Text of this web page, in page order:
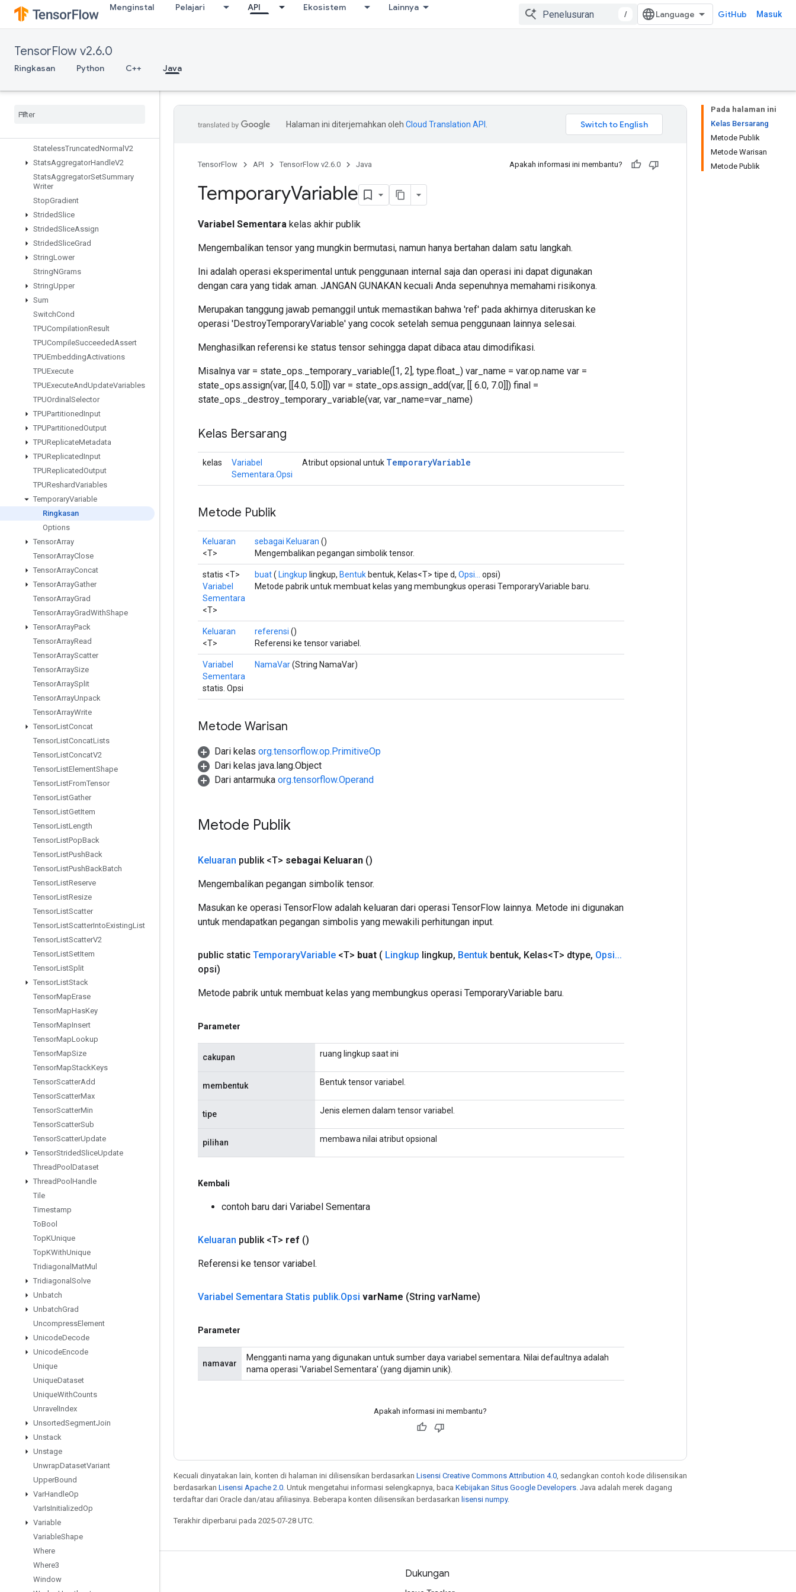
Menginstal Pelajari API Ekosistem Lainnya
/ GitHub Masuk
TensorFlow v2.6.0
Ringkasan Python C++ Java
StatelessRandomGetKeyCounter
Alg
StatelessRandomNormalV2
StatelessRandomPoisson
StatelessRandomUniformFullIntV
StatelessTruncatedNormal V2
StatsAggregatorHandleV2
StatsAggregatorSetSummary
Writer
StopGradient
StridedSlice
StridedSliceAssign
StridedSliceGrad
StringLower
StringNGrams
StringUpper
Sum
SwitchCond
TPUCompilationResult
TPUCompileSucceededAssert
TPUEmbeddingActivations
TPUExecute
TPUExecuteAndUpdateVariables
TPUOrdinal Selector
TPUPartitionedInput
TPUPartitionedOutput
TPUReplicateMetadata
TPUReplicatedInput
TPUReplicatedOutput
TPUReshardVariables
TemporaryVariable
Ringkasan
Options
TensorArray
TensorArrayClose
TensorArrayConcat
TensorArrayGather
TensorArrayGrad
TensorArrayGradWithShape
TensorArrayPack
TensorArrayRead
TensorArrayScatter
TensorArraySize
TensorArraySplit
TensorArrayUnpack
TensorArrayWrite
TensorListConcat
TensorListConcatLists
TensorListConcatV2
TensorListElementShape
TensorListFromTensor
TensorListGather
TensorListGetItem
TensorListLength
TensorListPopBack
TensorListPushBack
TensorListPushBackBatch
TensorListReserve
TensorListResize
TensorListScatter
TensorListScatterIntoExistingList
TensorListScatterV2
TensorListSetItem
TensorListSplit
TensorListStack
TensorMapErase
TensorMapHasKey
TensorMapInsert
TensorMapLookup
TensorMapSize
TensorMapStackKeys
TensorScatterAdd
TensorScatterMax
TensorScatterMin
TensorScatterSub
TensorScatterUpdate
TensorStridedSliceUpdate
ThreadPool Dataset
ThreadPool Handle
Tile
Timestamp
ToBool
TopKUnique
TopKWithUnique
Tridiagonal MatMul
Tridiagonal Solve
Unbatch
UnbatchGrad
UncompressElement
UnicodeDecode
UnicodeEncode
Unique
UniqueDataset
UniqueWithCounts
Unravel Index
UnsortedSegmentJoin
Unstack
Unstage
UnwrapDatasetVariant
UpperBound
VarHandleOp
VarIsInitializedOp
Variable
VariableShape
Where
Where3
Window
Pada halaman ini
Kelas Bersarang
Metode Publik
Metode Warisan
Metode Publik
Halaman ini diterjemahkan oleh Cloud Translation API
TensorFlow API TensorFlow v2.6.0 Java Apakah informasi ini membantu?
TemporaryVariable
Variabel Sementara kelas akhir publik
Mengembalikan tensor yang mungkin bermutasi, namun hanya bertahan dalam satu langkah.
Ini adalah operasi eksperimental untuk penggunaan internal saja dan operasi ini dapat digunakan
dengan cara yang tidak aman. JANGAN GUNAKAN kecuali Anda sepenuhnya memahami risikonya.
Merupakan tanggung jawab pemanggil untuk memastikan bahwa 'ref' pada akhirnya diteruskan ke
operasi 'DestroyTemporaryVariable' yang cocok setelah semua penggunaan lainnya selesai.
Menghasilkan referensi ke status tensor sehingga dapat dibaca atau dimodifikasi.
Misalnya var = state_ops._temporary_variable([1, 2], type.float_) var_name = var.op.name var =
state_ops.assign(var, [[4.0, 5.0]]) var = state_ops.assign_add(var, [[ 6.0, 7.0]]) final =
state_ops._destroy_temporary_variable(var, var_name=var_name)
Kelas Bersarang
kelas
Variabel
Sementara.Opsi
Atribut opsional untuk TemporaryVariable
Metode Publik
Keluaran
<T>
sebagai Keluaran ()
Mengembalikan pegangan simbolik tensor.
statis <T>
Variabel
Sementara
<T>
buat( Lingkup lingkup, Bentuk bentuk, Kelas<T> tipe d, Opsi...
opsi)
Metode pabrik untuk membuat kelas yang membungkus operasi TemporaryVariable baru.
Keluaran
<T>
referensi ()
Referensi ke tensor variabel.
Variabel
Sementara
statis. Opsi
NamaVar(String NamaVar)
Metode Warisan
Dari kelas org.tensorflow.op.PrimitiveOp
Dari kelas java.lang.Object
Dari antarmuka org.tensorflow.Operand
Metode Publik
Keluaran publik <T> sebagai Keluaran ()
Mengembalikan pegangan simbolik tensor.
Masukan ke operasi TensorFlow adalah keluaran dari operasi TensorFlow lainnya. Metode ini digunakan
untuk mendapatkan pegangan simbolis yang mewakili perhitungan input.
public static TemporaryVariable <T> buat ( Lingkup lingkup, Bentukbentuk, Kelas<T> dtype, Opsi...
opsi)
Metode pabrik untuk membuat kelas yang membungkus operasi TemporaryVariable baru.
Parameter
cakupan ruang lingkup saat ini
membentuk Bentuk tensor variabel.
tipe Jenis elemen dalam tensor variabel.
pilihan membawa nilai atribut opsional
Kembali
contoh baru dari Variabel Sementara
Keluaran publik <T> ref ()
Referensi ke tensor variabel.
Variabel Sementara Statis publik.Opsi varName (String varName)
Parameter
namavar
Mengganti nama yang digunakan untuk sumber daya variabel sementara. Nilai defaultnya adalah
nama operasi 'Variabel Sementara' (yang dijamin unik).
Apakah informasi ini membantu?
Kecuali dinyatakan lain, konten di halaman ini dilisensikan berdasarkan Lisensi Creative Commons Attribution 4.0 , sedangkan contoh kode dilisensikan
berdasarkan Lisensi Apache 2.0 . Untuk mengetahui informasi selengkapnya, baca Kebijakan Situs Google Developers . Java adalah merek dagang
terdaftar dari Oracle dan/atau afiliasinya. Beberapa konten dilisensikan berdasarkan lisensi numpy.
Terakhir diperbarui pada 2025-07-28 UTC.
Tetap terhubung Dukungan